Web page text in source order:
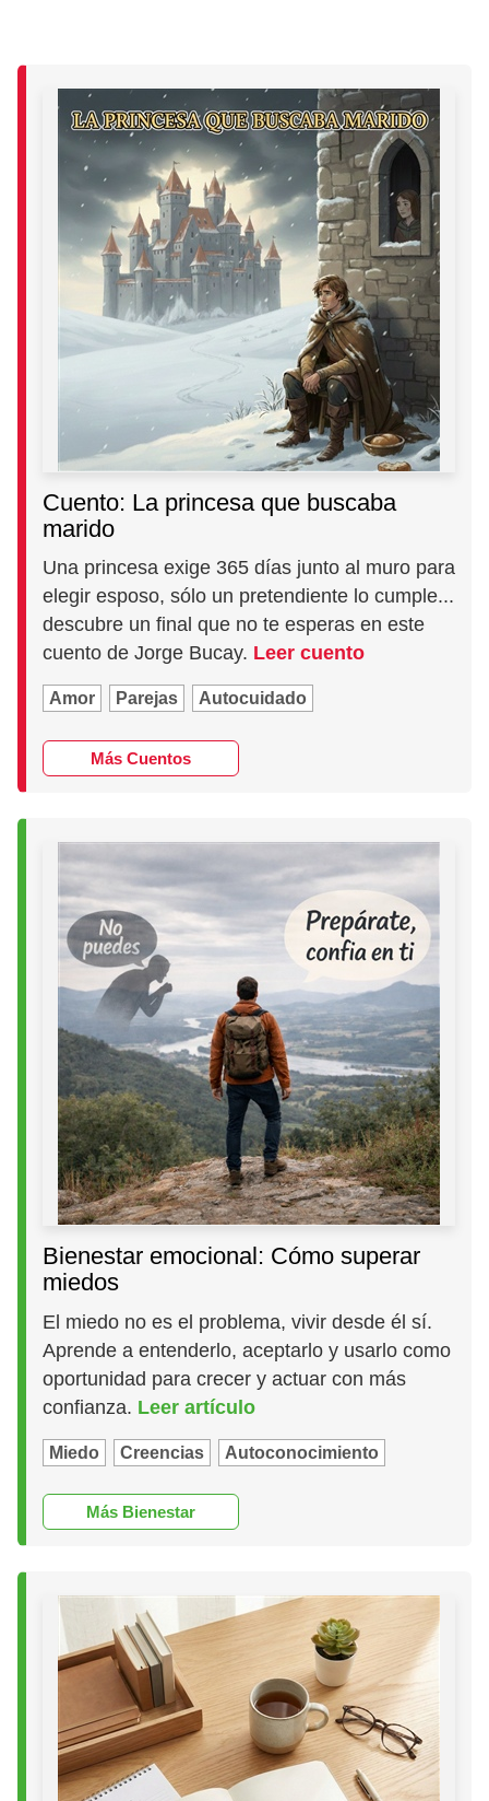
Cuento: La princesa que buscaba
marido
Una princesa exige 365 días junto al muro para
elegir esposo, sólo un pretendiente lo cumple...
descubre un final que no te esperas en este
cuento de Jorge Bucay. Leer cuento
Amor Parejas Autocuidado
Más Cuentos
Bienestar emocional: Cómo superar
miedos
El miedo no es el problema, vivir desde él sí.
Aprende a entenderlo, aceptarlo y usarlo como
oportunidad para crecer y actuar con más
confianza. Leer artículo
Miedo Creencias Autoconocimiento
Más Bienestar